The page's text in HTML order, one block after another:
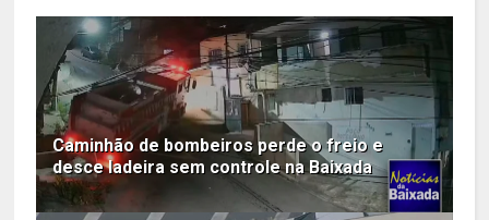
Caminhão de bombeiros perde o freio e
desce ladeira sem controle na Baixada